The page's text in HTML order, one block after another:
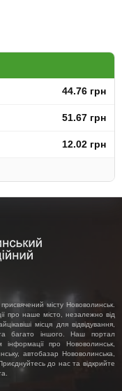
44.76 грн
51.67 грн
12.02 грн
місту Нововолинськ.
про наше місто, незалежно від
місця для відвідування,
та багато іншого. Наш портал
про Нововолинськ,
автобазар Нововолинська,
до нас та відкрийте